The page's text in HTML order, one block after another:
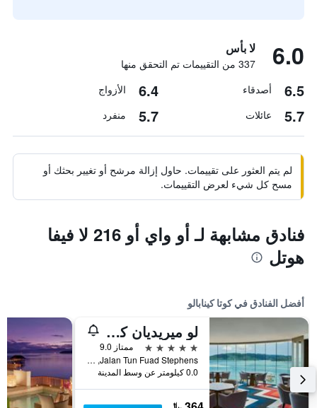
6.0 لا بأس
337 من التقييمات تم التحقق منها
6.5 أصدقاء 6.4 الأزواج
5.7 عائلات 5.7 منفرد
لم يتم العثور على تقييمات. حاول إزالة مرشح أو تغيير بحثك أو
مسح كل شيء لعرض التقييمات.
فنادق مشابهة لـ أو واي أو 216 لا فيفا
هوتل
أفضل الفنادق في كوتا كينابالو
لو ميريديان كوتا كينابالو
5 نجوم
ممتاز 9.0
Jalan Tun Fuad Stephens, كوتا كينابالو, ماليزيا
0.0 كيلومتر عن وسط المدينة